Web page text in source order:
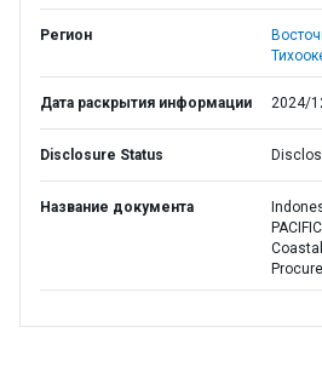
Регион
Дата раскрытия информации 2024/
Disclosure Status
Название документа